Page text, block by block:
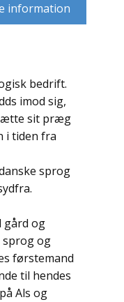
information
bedrift.
imod sig,
sit præg
i tiden fra
sprog
gård og
sprog og
førstemand
til hendes
Als og